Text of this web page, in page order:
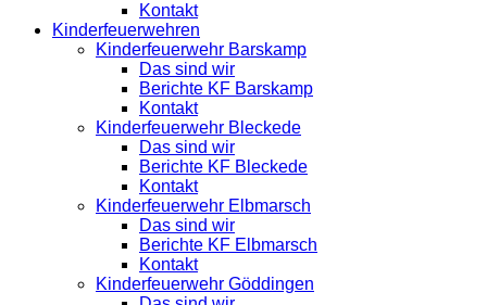
Kontakt
Kinderfeuerwehren
Kinderfeuerwehr Barskamp
Das sind wir
Berichte KF Barskamp
Kontakt
Kinderfeuerwehr Bleckede
Das sind wir
Berichte KF Bleckede
Kontakt
Kinderfeuerwehr Elbmarsch
Das sind wir
Berichte KF Elbmarsch
Kontakt
Kinderfeuerwehr Göddingen